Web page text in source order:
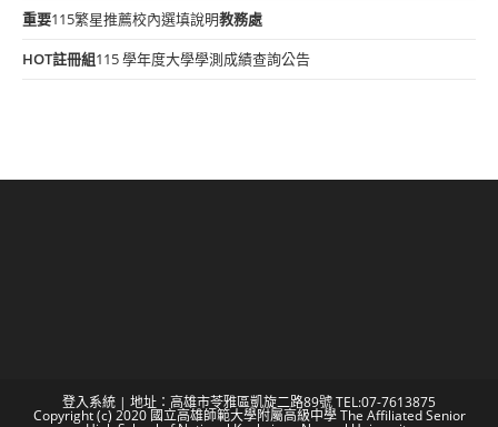
重要115繁星推薦校內選填說明教務處
HOT註冊組115 學年度大學學測成績查詢公告
登入系統 | 地址：高雄市苓雅區凱旋二路89號 TEL:07-7613875
Copyright (c) 2020 國立高雄師範大學附屬高級中學 The Affiliated Senior